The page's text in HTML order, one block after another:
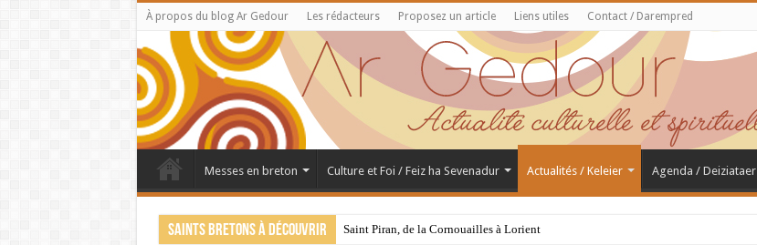
À propos du blog Ar Gedour Les rédacteurs Proposez un article Liens utiles Contact / Darempred
Messes en breton Culture et Foi / Feiz ha Sevenadur Actualités / Keleier Agenda / Deiziataer
Saints bretons à découvrir Saint Piran, de la Cornouailles à Lorient